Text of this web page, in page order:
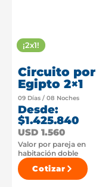
¡2x1!
Circuito por
Egipto 2×1
09 Días / 08 Noches
Desde:
$1.425.840
USD 1.560
Valor por pareja en
habitación doble
Cotizar